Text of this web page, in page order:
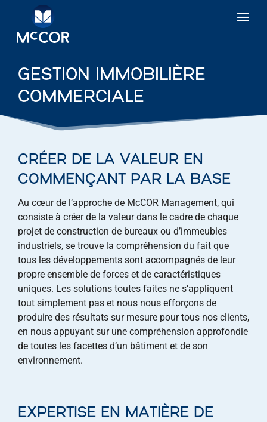
GESTION IMMOBILIÈRE
COMMERCIALE
CRÉER DE LA VALEUR EN
COMMENÇANT PAR LA BASE
Au cœur de l’approche de McCOR Management, qui
consiste à créer de la valeur dans le cadre de chaque
projet de construction de bureaux ou d’immeubles
industriels, se trouve la compréhension du fait que
tous les développements sont accompagnés de leur
propre ensemble de forces et de caractéristiques
uniques. Les solutions toutes faites ne s’appliquent
tout simplement pas et nous nous efforçons de
produire des résultats sur mesure pour tous nos clients,
en nous appuyant sur une compréhension approfondie
de toutes les facettes d’un bâtiment et de son
environnement.
EXPERTISE EN MATIÈRE DE